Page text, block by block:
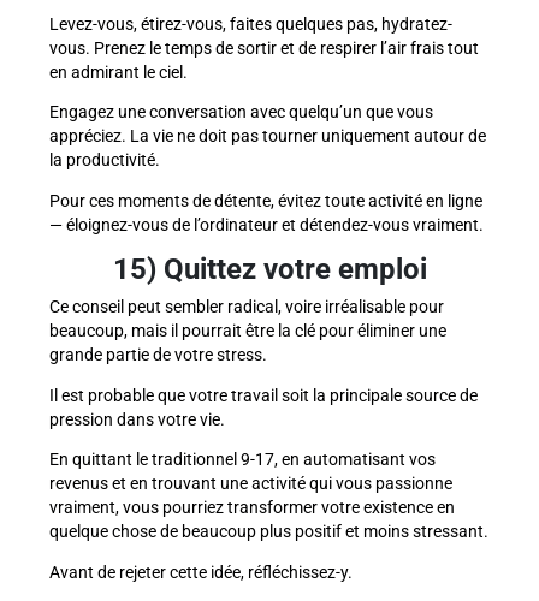
Levez-vous, étirez-vous, faites quelques pas, hydratez-
vous. Prenez le temps de sortir et de respirer l’air frais tout
en admirant le ciel.
Engagez une conversation avec quelqu’un que vous
appréciez. La vie ne doit pas tourner uniquement autour de
la productivité.
Pour ces moments de détente, évitez toute activité en ligne
— éloignez-vous de l’ordinateur et détendez-vous vraiment.
15) Quittez votre emploi
Ce conseil peut sembler radical, voire irréalisable pour
beaucoup, mais il pourrait être la clé pour éliminer une
grande partie de votre stress.
Il est probable que votre travail soit la principale source de
pression dans votre vie.
En quittant le traditionnel 9-17, en automatisant vos
revenus et en trouvant une activité qui vous passionne
vraiment, vous pourriez transformer votre existence en
quelque chose de beaucoup plus positif et moins stressant.
Avant de rejeter cette idée, réfléchissez-y.